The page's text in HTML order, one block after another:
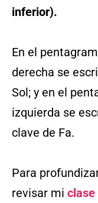
inferior).
En el
derecha se
Sol; y en el
izquierda se
clave de Fa.
Para
revisar mi clase